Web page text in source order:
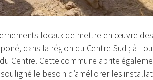
locaux de mettre en œuvre
dans la région du Centre-Sud ; à
Centre. Cette commune abrite
le besoin d’améliorer les